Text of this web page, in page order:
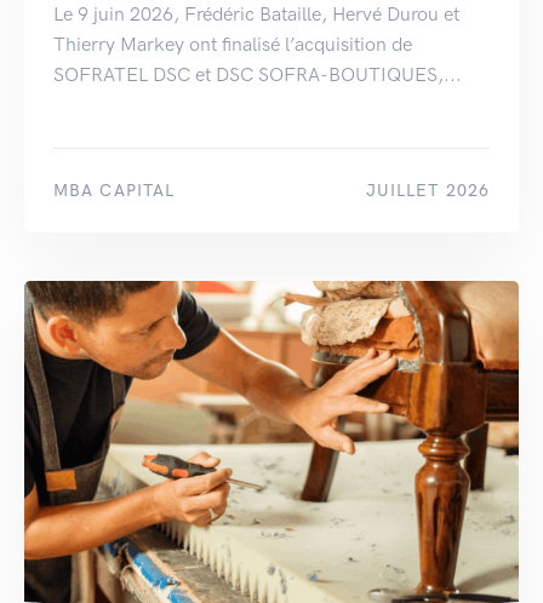
Le 9 juin 2026, Frédéric Bataille, Hervé Durou et
Thierry Markey ont finalisé l’acquisition de
SOFRATEL DSC et DSC SOFRA-BOUTIQUES,...
MBA CAPITAL JUILLET 2026